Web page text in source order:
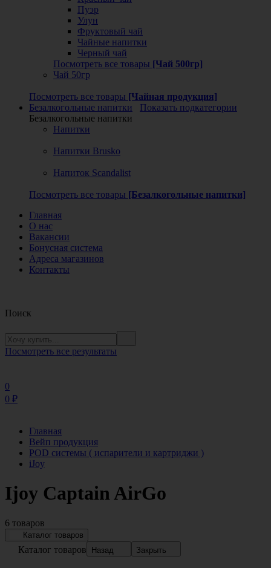
Пуэр
Улун
Фруктовый чай
Чайные напитки
Черный чай
Посмотреть все товары [Чай 500гр]
Чай 50гр
Посмотреть все товары [Чайная продукция]
Безалкогольные напитки
Показать подкатегории
Безалкогольные напитки
Напитки
Напитки Brusko
Напиток Scandalist
Посмотреть все товары [Безалкогольные напитки]
Главная
О нас
Вакансии
Бонусная система
Адреса магазинов
Контакты
Поиск
Посмотреть все результаты
0
0 ₽
Главная
Вейп продукция
POD системы ( испарители и картриджи )
iJoy
Ijoy Captain AirGo
6 товаров
Каталог товаров
Каталог товаров Назад Закрыть